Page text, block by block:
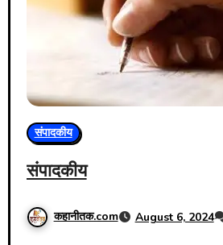
संपादकीय
संपादकीय
कहानीतक.com August 6, 2024